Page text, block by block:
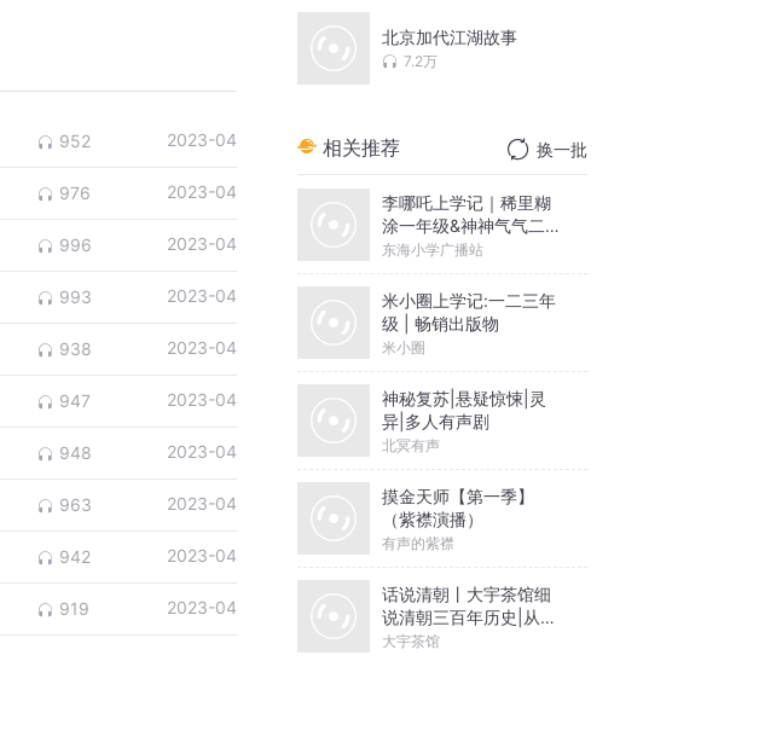
952 2023-04
976 2023-04
996 2023-04
993 2023-04
938 2023-04
947 2023-04
948 2023-04
963 2023-04
942 2023-04
919 2023-04
北京加代江湖故事
7.2万
相关推荐 换一批
李哪吒上学记｜稀里糊
涂一年级&神神气气二年
级
东海小学广播站
米小圈上学记:一二三年
级 | 畅销出版物
米小圈
神秘复苏|悬疑惊悚|灵
异|多人有声剧
北冥有声
摸金天师【第一季】
（紫襟演播）
有声的紫襟
话说清朝丨大宇茶馆细
说清朝三百年历史|从努
尔哈赤到末代皇帝溥仪|
大宇茶馆